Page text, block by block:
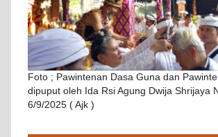
Foto ; Pawintenan Dasa Guna dan
dipuput oleh Ida Rsi Agung Dwija Shrijaya
6/9/2025 ( Ajk )